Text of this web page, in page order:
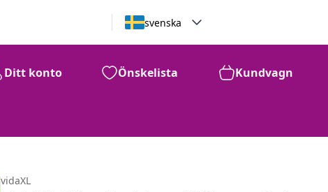
svenska
Ditt konto Önskelista Kundvagn
vidaXL